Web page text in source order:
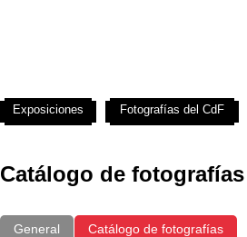
Catálogo de fotografías
General Catálogo de fotografías
Exposiciones Fotografías del CdF